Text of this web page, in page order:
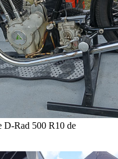
D-Rad 500 R10 de